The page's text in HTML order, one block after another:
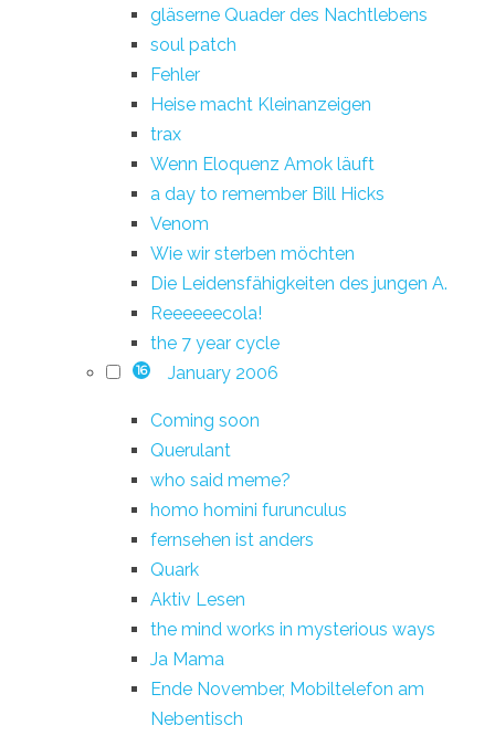
gläserne Quader des Nachtlebens
soul patch
Fehler
Heise macht Kleinanzeigen
trax
Wenn Eloquenz Amok läuft
a day to remember Bill Hicks
Venom
Wie wir sterben möchten
Die Leidensfähigkeiten des jungen A.
Reeeeeecola!
the 7 year cycle
16 January 2006
Coming soon
Querulant
who said meme?
homo homini furunculus
fernsehen ist anders
Quark
Aktiv Lesen
the mind works in mysterious ways
Ja Mama
Ende November, Mobiltelefon am
Nebentisch